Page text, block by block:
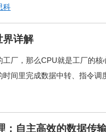
科
界详解
厂，那么CPU就是工厂的
间里完成数据中转、指令
：自主高效的数据传